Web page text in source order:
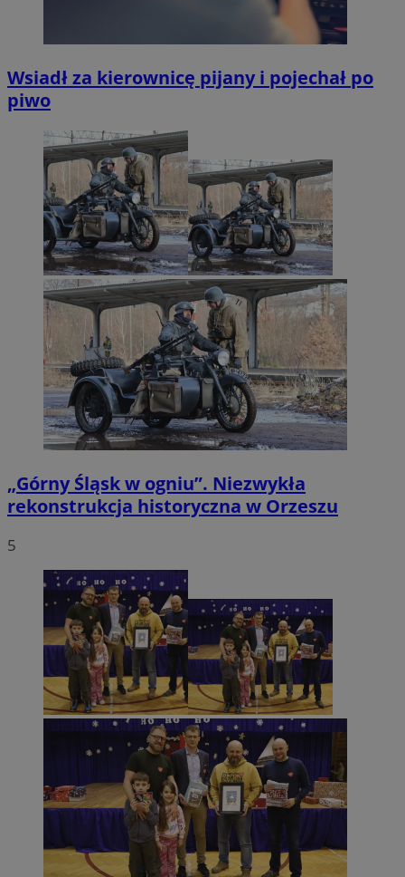
Wsiadł za kierownicę pijany i pojechał po
piwo
„Górny Śląsk w ogniu”. Niezwykła
rekonstrukcja historyczna w Orzeszu
5